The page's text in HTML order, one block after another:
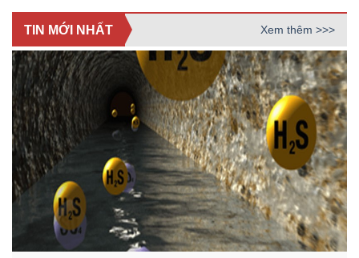
TIN MỚI NHẤT Xem thêm >>>